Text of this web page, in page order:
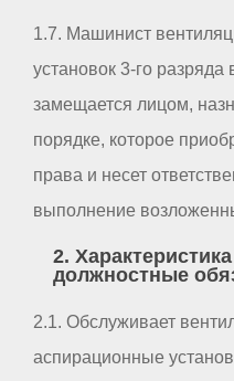
1.7. Машинист
установок 3-го разряда
замещается лицом,
порядке, которое
права и несет
выполнение
2.
должностные
2.1. Обслуживает
аспирационные